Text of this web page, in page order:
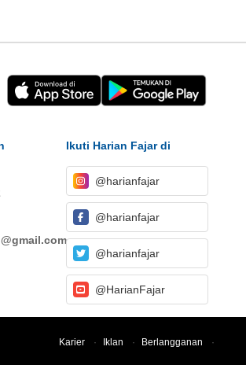
Ikuti Harian Fajar di
@harianfajar
@harianfajar
@harianfajar
@HarianFajar
Karier · Iklan · Berlangganan ·